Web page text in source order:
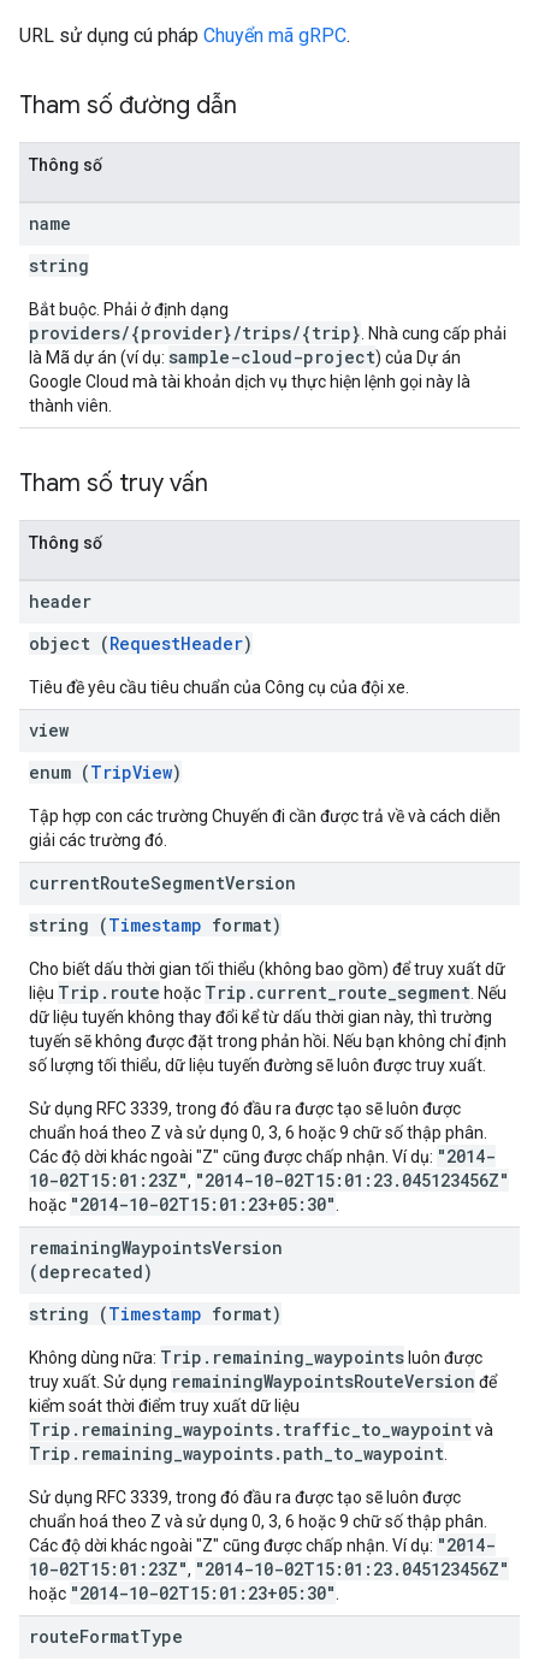
URL sử dụng cú pháp Chuyển mã gRPC.
Tham số đường dẫn
Thông số
name
string
Bắt buộc. Phải ở định dạng
providers/{provider}/trips/{trip} . Nhà cung cấp phải
là Mã dự án (ví dụ: sample-cloud-project) của Dự án
Google Cloud mà tài khoản dịch vụ thực hiện lệnh gọi này là
thành viên.
Tham số truy vấn
Thông số
header
object (RequestHeader)
Tiêu đề yêu cầu tiêu chuẩn của Công cụ của đội xe.
view
enum (TripView)
Tập hợp con các trường Chuyến đi cần được trả về và cách diễn
giải các trường đó.
currentRouteSegmentVersion
string (Timestamp format)
Cho biết dấu thời gian tối thiểu (không bao gồm) để truy xuất dữ
liệu Trip.route hoặc Trip.current_route_segment . Nếu
dữ liệu tuyến không thay đổi kể từ dấu thời gian này, thì trường
tuyến sẽ không được đặt trong phản hồi. Nếu bạn không chỉ định
số lượng tối thiểu, dữ liệu tuyến đường sẽ luôn được truy xuất.
Sử dụng RFC 3339, trong đó đầu ra được tạo sẽ luôn được
chuẩn hoá theo Z và sử dụng 0, 3, 6 hoặc 9 chữ số thập phân.
Các độ dời khác ngoài "Z" cũng được chấp nhận. Ví dụ: "2014-
10-02T15:01:23Z", "2014-10-02T15:01:23.045123456Z"
hoặc "2014-10-02T15:01:23+05:30"
remainingWaypointsVersion
(deprecated)
string (Timestamp format)
Không dùng nữa: Trip.remaining_waypoints luôn được
truy xuất. Sử dụng remainingWaypointsRouteVersion để
kiểm soát thời điểm truy xuất dữ liệu
Trip.remaining_waypoints.traffic_to_waypointvà
Trip.remaining_waypoints.path_to_waypoint
Sử dụng RFC 3339, trong đó đầu ra được tạo sẽ luôn được
chuẩn hoá theo Z và sử dụng 0, 3, 6 hoặc 9 chữ số thập phân.
Các độ dời khác ngoài "Z" cũng được chấp nhận. Ví dụ: "2014-
10-02T15:01:23Z", "2014-10-02T15:01:23.045123456Z"
hoặc "2014-10-02T15:01:23+05:30"
routeFormatType